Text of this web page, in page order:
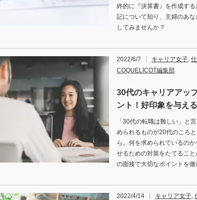
終的に『決算書』を作成す
記について知り、主婦のあ
してみませんか？
2022/6/7 キャリア女子,
COQUELICOT編集部
30代のキャリアアッ
ント！好印象を与え
「30代の転職は難しい」と
められるものが20代のころ
ら。何を求められているの
せるための対策をたてるこ
の面接で大切なポイントを徹
2022/4/14 キャリア女子,